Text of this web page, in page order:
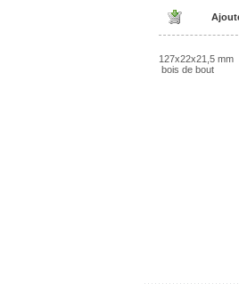
127x22x21,5 mm
bois de bout